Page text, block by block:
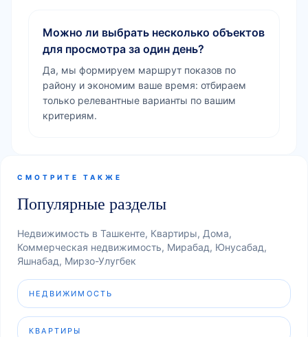
Можно ли выбрать несколько объектов
для просмотра за один день?
Да, мы формируем маршрут показов по
району и экономим ваше время: отбираем
только релевантные варианты по вашим
критериям.
СМОТРИТЕ ТАКЖЕ
Популярные разделы
Недвижимость в Ташкенте, Квартиры, Дома,
Коммерческая недвижимость, Мирабад, Юнусабад,
Яшнабад, Мирзо-Улугбек
НЕДВИЖИМОСТЬ
КВАРТИРЫ